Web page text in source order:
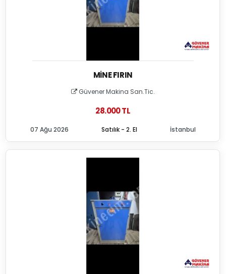
MINE FIRIN
Güvener Makina San.Tic.
28.000 TL
Satılık - 2. El
07 Ağu 2026 İstanbul